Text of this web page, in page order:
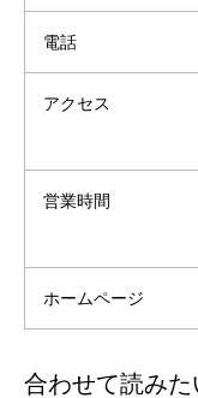
電話
アクセス
営業時間
ホームページ
合わせて読みた